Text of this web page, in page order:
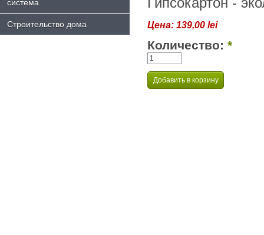
система
Строительство дома Цена: 139,00 lei
Количество: *